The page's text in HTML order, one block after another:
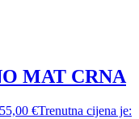
MAT CRNA
€Trenutna cijena je: